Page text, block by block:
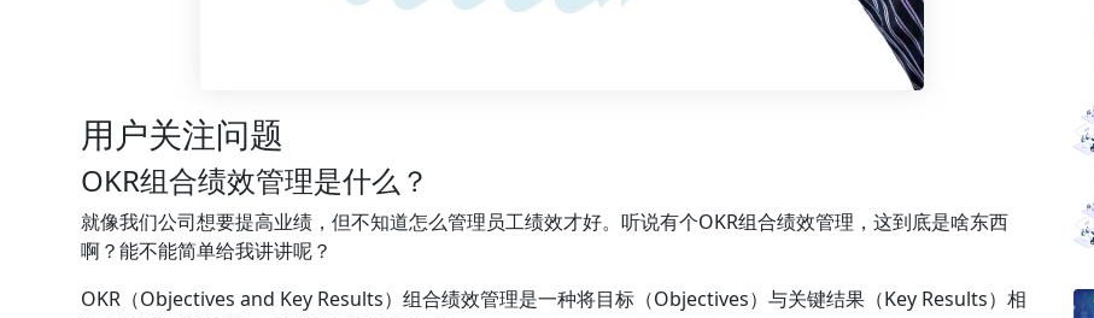
用户关注问题
OKR组合绩效管理是什么？
就像我们公司想要提高业绩，但不知道怎么管理员工绩效才好。听说有个OKR组合绩效管理，这到底是啥东西
啊？能不能简单给我讲讲呢？
OKR（Objectives and Key Results）组合绩效管理是一种将目标（Objectives）与关键结果（Key Results）相